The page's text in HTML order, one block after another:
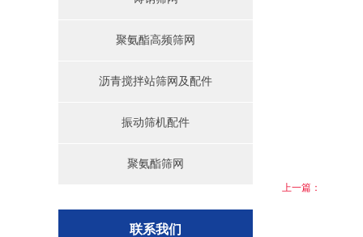
聚氨酯高频筛网
沥青搅拌站筛网及配件
振动筛机配件
聚氨酯筛网
联系我们
上一篇：